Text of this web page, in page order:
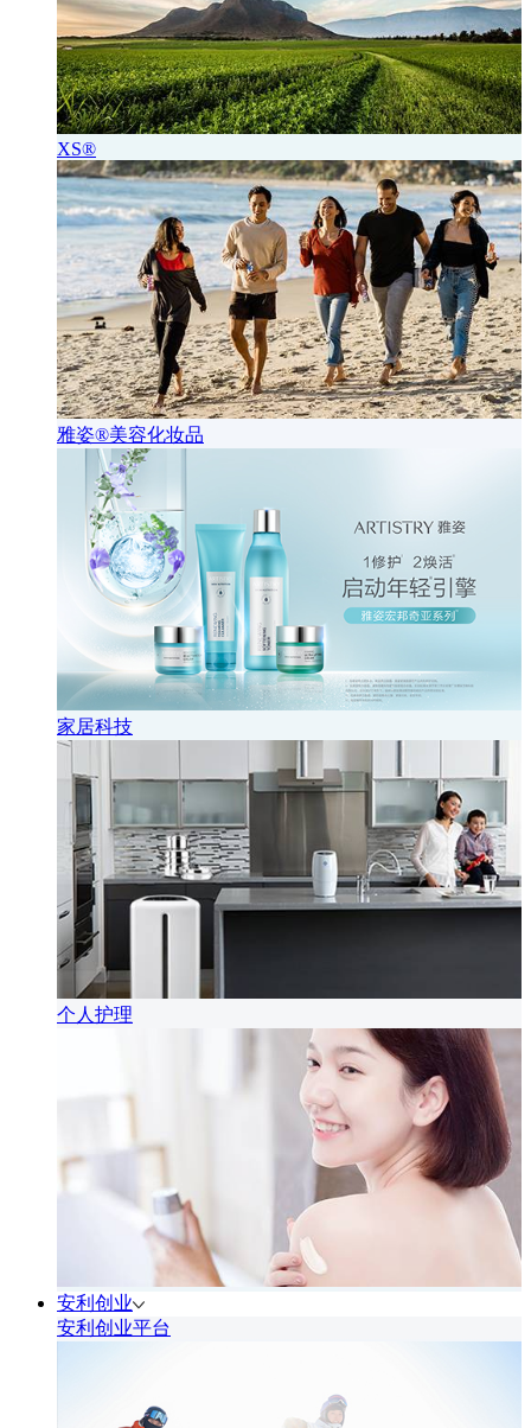
XS®
雅姿®美容化妆品
家居科技
个人护理
安利创业
安利创业平台